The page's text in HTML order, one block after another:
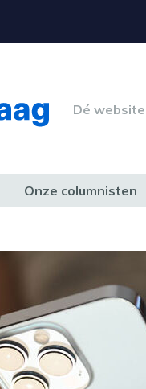
Dé
Onze columnisten